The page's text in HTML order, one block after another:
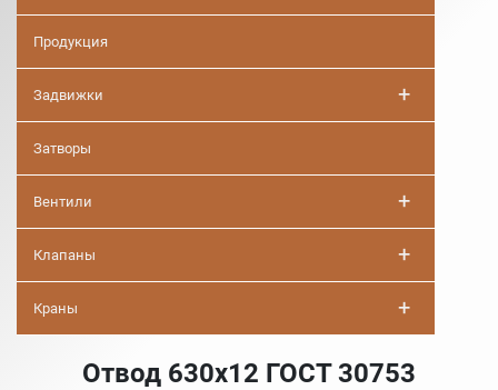
Продукция
Задвижки +
Затворы
Вентили +
Клапаны +
Краны +
Отвод 630х12 ГОСТ 30753